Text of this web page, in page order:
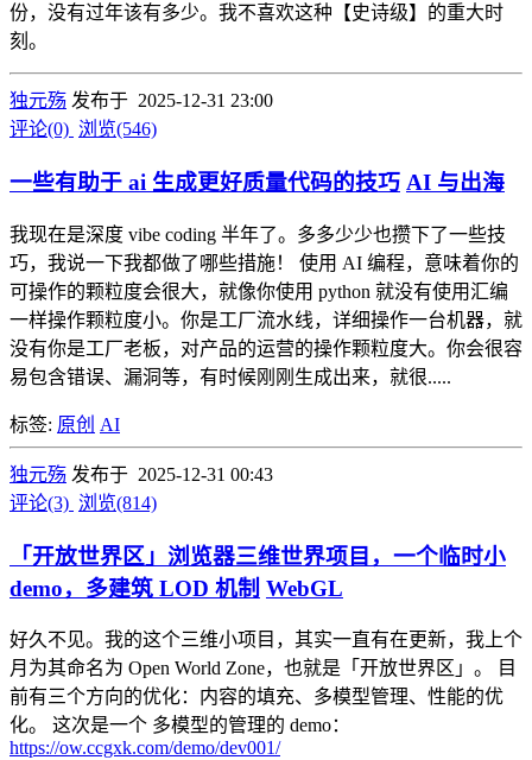
份，没有过年该有多少。我不喜欢这种【史诗级】的重大时
刻。
独元殇 发布于 2025-12-31 23:00
评论(0) 浏览(546)
一些有助于 ai 生成更好质量代码的技巧 AI 与出海
我现在是深度 vibe coding 半年了。多多少少也攒下了一些技
巧，我说一下我都做了哪些措施！ 使用 AI 编程，意味着你的
可操作的颗粒度会很大，就像你使用 python 就没有使用汇编
一样操作颗粒度小。你是工厂流水线，详细操作一台机器，就
没有你是工厂老板，对产品的运营的操作颗粒度大。你会很容
易包含错误、漏洞等，有时候刚刚生成出来，就很.....
标签: 原创 AI
独元殇 发布于 2025-12-31 00:43
评论(3) 浏览(814)
「开放世界区」浏览器三维世界项目，一个临时小
demo，多建筑 LOD 机制 WebGL
好久不见。我的这个三维小项目，其实一直有在更新，我上个
月为其命名为 Open World Zone，也就是「开放世界区」。 目
前有三个方向的优化：内容的填充、多模型管理、性能的优
化。 这次是一个 多模型的管理的 demo：
https://ow.ccgxk.com/demo/dev001/